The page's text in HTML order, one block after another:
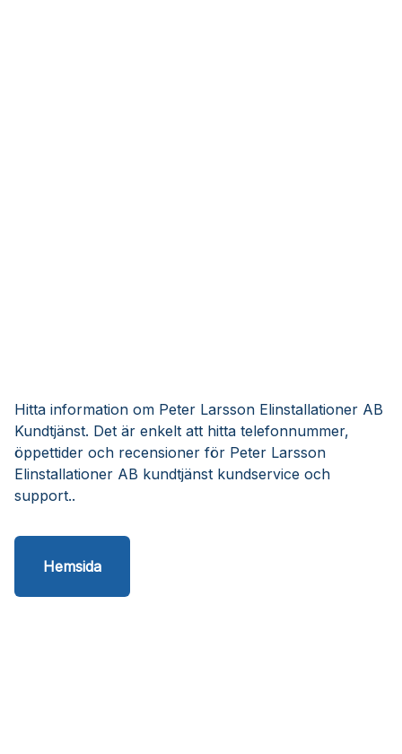
Hitta information om Peter Larsson Elinstallationer AB
Kundtjänst. Det är enkelt att hitta telefonnummer,
öppettider och recensioner för Peter Larsson
Elinstallationer AB kundtjänst kundservice och
support..
Hemsida